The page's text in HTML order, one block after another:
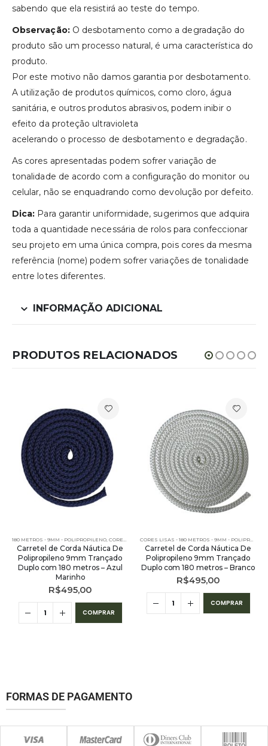
sabendo que ela resistirá ao teste do tempo.
Observação:O desbotamento como a degradação do
produto são um processo natural, é uma característica do
produto.
Por este motivo não damos garantia por desbotamento.
A utilização de produtos químicos, como cloro, água
sanitária, e outros produtos abrasivos, podem inibir o
efeito da proteção ultravioleta
acelerando o processo de desbotamento e degradação.
As cores apresentadas podem sofrer variação de
tonalidade de acordo com a configuração do monitor ou
celular, não se enquadrando como devolução por defeito.
Dica: Para garantir uniformidade, sugerimos que adquira
toda a quantidade necessária de rolos para confeccionar
seu projeto em uma única compra, pois cores da mesma
referência (nome) podem sofrer variações de tonalidade
entre lotes diferentes.
INFORMAÇÃO ADICIONAL
PRODUTOS RELACIONADOS
180 METROS - 9MM - POLIPROPILENO, CORES LISAS - 180 METROS - 9MM - POLIPROPILENO
Carretel de Corda Náutica De
Polipropileno 9mm Trançado
Duplo com 180 metros – Azul
Marinho
R$495,00
COMPRAR
CORES LISAS - 180 METROS - 9MM - POLIPROPILENO
Carretel de Corda Náutica De
Polipropileno 9mm Trançado
Duplo com 180 metros – Branco
R$495,00
COMPRAR
FORMAS DE PAGAMENTO